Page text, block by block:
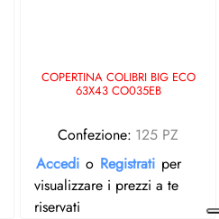
COPERTINA COLIBRI BIG ECO
63X43 CO035EB
Confezione: 125 PZ
Accedi o Registrati per
visualizzare i prezzi a te
riservati